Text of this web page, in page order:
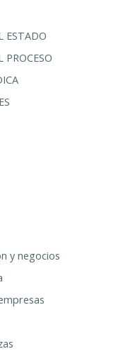
ESTADO
PROCESO
y negocios